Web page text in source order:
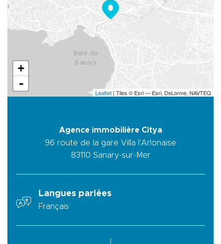
+
-
Leaflet | Tiles © Esri — Esri, DeLorme, NAVTEQ
Agence immobilière Citya
96 route de la gare Villa l'Arlonaise
83110 Sanary-sur-Mer
Langues parlées
Français